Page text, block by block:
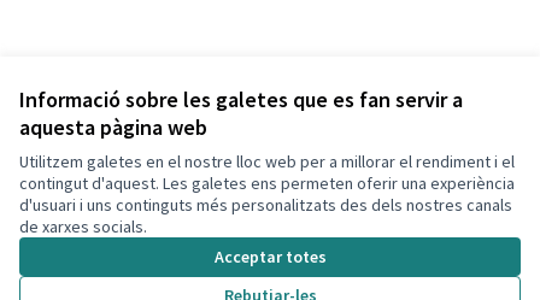
Informació sobre les galetes que es fan servir a
aquesta pàgina web
Utilitzem galetes en el nostre lloc web per a millorar el rendiment i el
contingut d'aquest. Les galetes ens permeten oferir una experiència
d'usuari i uns continguts més personalitzats des dels nostres canals
de xarxes socials.
Acceptar totes
Rebutjar-les
Veure totes les propostes retirades
Termes i condicions d'ús
Configuració de les galetes
Decidim Calafell a X
(Enllaç extern)
Decidim Calafell a Facebook
Decidim Calafell a YouTube
Decidim Calafell a GitHub
(Enllaç extern)